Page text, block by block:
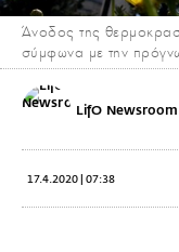
Άνοδος της
σύμφωνα με την
LifO Newsroom
17.4.2020 | 07:38